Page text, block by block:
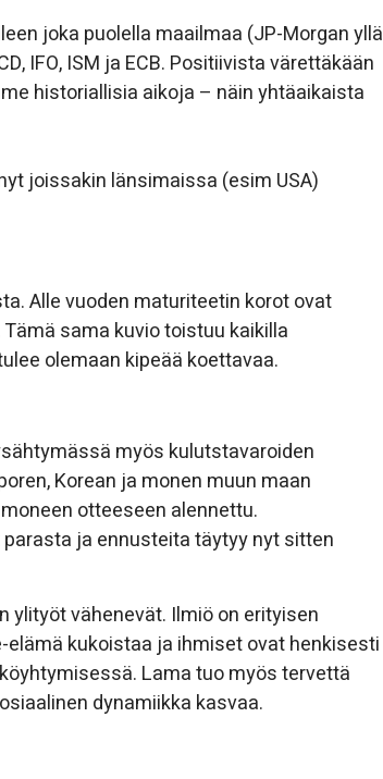
joka puolella maailmaa (JP-Morgan yllä
IFO, ISM ja ECB. Positiivista värettäkään
historiallisia aikoja – näin yhtäaikaista
joissakin länsimaissa (esim USA)
Alle vuoden maturiteetin korot ovat
sama kuvio toistuu kaikilla
olemaan kipeää koettavaa.
myös kulutstavaroiden
Korean ja monen muun maan
otteeseen alennettu.
ja ennusteita täytyy nyt sitten
vähenevät. Ilmiö on erityisen
elämä kukoistaa ja ihmiset ovat henkisesti
Lama tuo myös tervettä
dynamiikka kasvaa.